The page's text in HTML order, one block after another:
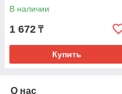
В наличии
1 672 ₸
Купить
О нас